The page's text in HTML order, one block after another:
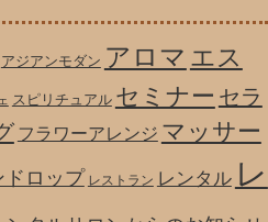
アジアンモダン アロマ エス
スピリチュアル セミナー セラ
フラワーアレンジ マッサー
ドロップ レストラン レンタル レ